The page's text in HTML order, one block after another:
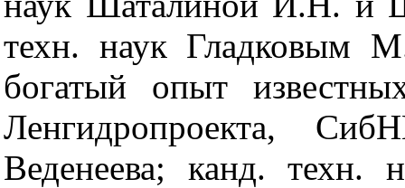
техн. наук Гладковым
богатый опыт
Ленгидропроекта,
Веденеева; канд.